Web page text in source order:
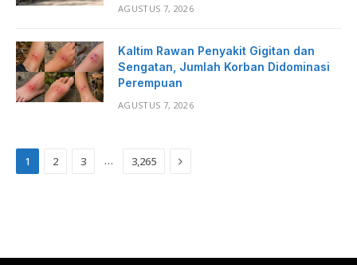
AGUSTUS 7, 2026
Kaltim Rawan Penyakit Gigitan dan
Sengatan, Jumlah Korban Didominasi
Perempuan
AGUSTUS 7, 2026
1 2 3 … 3,265 Next